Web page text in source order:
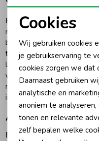
Regenkleding &-laarzen
Zomeraccessoires
Kledingaccessoires
Beenmode
Retour Jeans mixt
maakt zo kleding die
broeken hebben een
terwijl de truien en shirts
laten zien. Alles is
vrijheid en draagplezier.
niet bang zijn om zichzelf
in hun eigen tempo.
Altijd de
Bij Humpy.nl zorgen we
Noodzakelijke
Personalisatie
Analytische
Marketing cookies
Cookies
Wij gebruiken cookies
je gebruikservaring te
cookies zorgen we
Daarnaast gebruiken
analytische en
anoniem te
tonen en relevante
zelf bepalen welke